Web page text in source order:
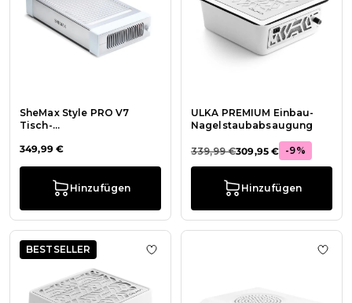
SheMax Style PRO V7
Tisch-
349,99 €
Hinzufügen
ULKA PREMIUM Einbau-
Nagelstaubabsaugung
339,99 €309,95 € -9%
Hinzufügen
BESTSELLER Zur Wunschliste hinzufügen ULKA
Zur